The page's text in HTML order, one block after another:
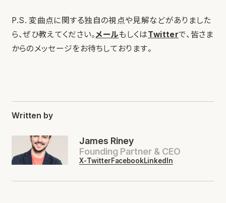
P.S. 変曲点に関する独自の視点や見解などがありました
ら、ぜひ教えてください。メールもしくはTwitterで、皆さま
からのメッセージをお待ちしております。
Written by
James Riney
Founding Partner & CEO
X-TwitterFacebookLinkedIn